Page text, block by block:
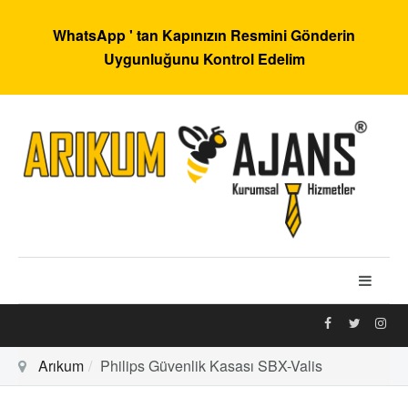
WhatsApp ' tan Kapınızın Resmini Gönderin
Uygunluğunu Kontrol Edelim
Arıkum Philips Güvenlik Kasası SBX-Valis